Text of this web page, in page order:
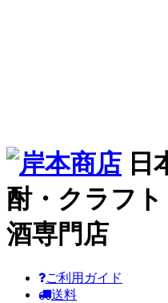
日
酎・クラフ
酒専門店
ご利用ガイド
送料